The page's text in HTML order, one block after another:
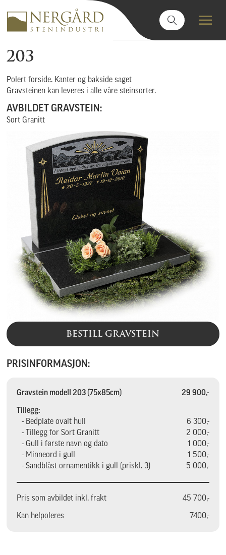
203
Polert forside. Kanter og bakside saget
Gravsteinen kan leveres i alle våre steinsorter.
AVBILDET GRAVSTEIN:
Sort Granitt
BESTILL GRAVSTEIN
PRISINFORMASJON:
Gravstein modell 203 (75x85cm) 29 900,-
Tillegg:
- Bedplate ovalt hull
6 300,-
- Tillegg for Sort Granitt
2 000,-
- Gull i første navn og dato
1 000,-
- Minneord i gull
1 500,-
- Sandblåst ornamentikk i gull (priskl. 3)
5 000,-
Pris som avbildet inkl. frakt 45 700,-
Kan helpoleres 7400,-